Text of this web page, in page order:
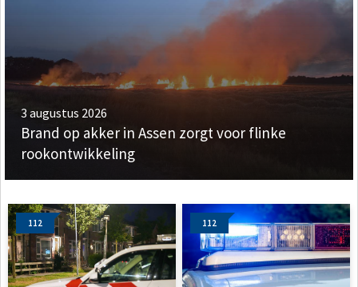
3 augustus 2026
Brand op akker in Assen zorgt voor flinke
rookontwikkeling
112 112